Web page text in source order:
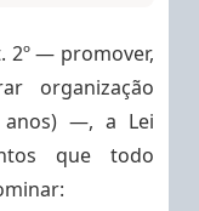
2º — promover,
organização
anos) —, a Lei
que todo